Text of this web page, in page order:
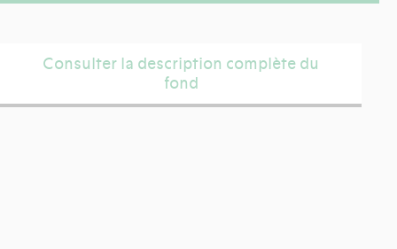
Consulter la description complète du
fond